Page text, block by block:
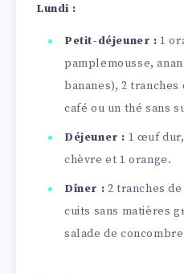
Lundi :
Petit-déjeuner : 1
pamplemousse,
bananes), 2
café ou un thé sans
Déjeuner : 1 œuf
chèvre et 1 orange.
Dîner : 2 tranches
cuits sans matières
salade de